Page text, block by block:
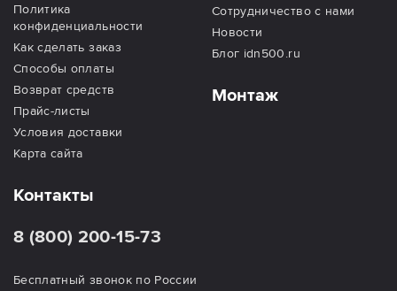
Политика
конфиденциальности
Как сделать заказ
Способы оплаты
Возврат средств
Прайс-листы
Условия доставки
Карта сайта
Сотрудничество с нами
Новости
Блог idn500.ru
Монтаж
Контакты
8 (800) 200-15-73
Бесплатный звонок по России